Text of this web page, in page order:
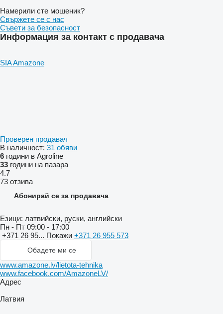
Намерили сте мошеник?
Свържете се с нас
Съвети за безопасност
Информация за контакт с продавача
SIA Amazone
Проверен продавач
В наличност: 31 обяви
6 години в Agroline
33 години на пазара
4.7
73 отзива
Абонирай се за продавача
Езици: латвийски, руски, английски
Пн - Пт 09:00 - 17:00
+371 26 95... Покажи +371 26 955 573
Обадете ми се
www.amazone.lv/lietota-tehnika
www.facebook.com/AmazoneLV/
Адрес
Латвия